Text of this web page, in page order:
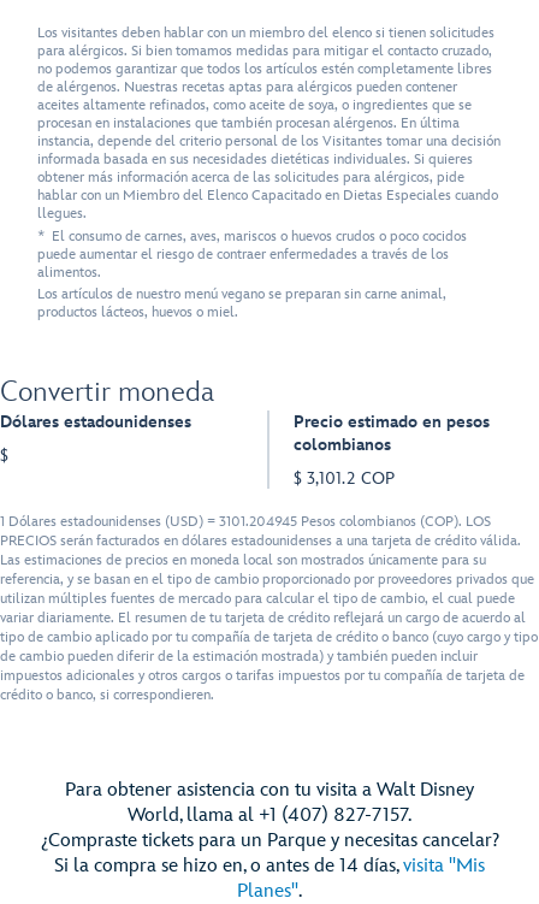
Los visitantes deben hablar con un miembro del elenco si tienen solicitudes
para alérgicos. Si bien tomamos medidas para mitigar el contacto cruzado,
no podemos garantizar que todos los artículos estén completamente libres
de alérgenos. Nuestras recetas aptas para alérgicos pueden contener
aceites altamente refinados, como aceite de soya, o ingredientes que se
procesan en instalaciones que también procesan alérgenos. En última
instancia, depende del criterio personal de los Visitantes tomar una decisión
informada basada en sus necesidades dietéticas individuales. Si quieres
obtener más información acerca de las solicitudes para alérgicos, pide
hablar con un Miembro del Elenco Capacitado en Dietas Especiales cuando
llegues.
* El consumo de carnes, aves, mariscos o huevos crudos o poco cocidos
puede aumentar el riesgo de contraer enfermedades a través de los
alimentos.
Los artículos de nuestro menú vegano se preparan sin carne animal,
productos lácteos, huevos o miel.
Convertir moneda
Dólares estadounidenses
$
Precio estimado en pesos
colombianos
$ 3,101.2 COP
1 Dólares estadounidenses (USD) = 3101.204945 Pesos colombianos (COP). LOS
PRECIOS serán facturados en dólares estadounidenses a una tarjeta de crédito válida.
Las estimaciones de precios en moneda local son mostrados únicamente para su
referencia, y se basan en el tipo de cambio proporcionado por proveedores privados que
utilizan múltiples fuentes de mercado para calcular el tipo de cambio, el cual puede
variar diariamente. El resumen de tu tarjeta de crédito reflejará un cargo de acuerdo al
tipo de cambio aplicado por tu compañía de tarjeta de crédito o banco (cuyo cargo y tipo
de cambio pueden diferir de la estimación mostrada) y también pueden incluir
impuestos adicionales y otros cargos o tarifas impuestos por tu compañía de tarjeta de
crédito o banco, si correspondieren.
Para obtener asistencia con tu visita a Walt Disney
World, llama al +1 (407) 827-7157.
¿Compraste tickets para un Parque y necesitas cancelar?
Si la compra se hizo en, o antes de 14 días,visita "Mis
Planes".